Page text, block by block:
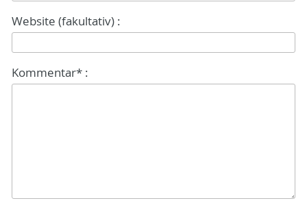
Website (fakultativ) :
Kommentar* :